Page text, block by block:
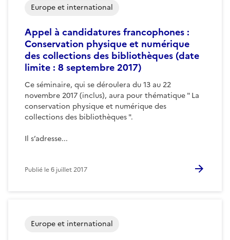
Appel à candidatures francophones :
Conservation physique et numérique
des collections des bibliothèques (date
limite : 8 septembre 2017)
Ce séminaire, qui se déroulera du 13 au 22
novembre 2017 (inclus), aura pour thématique " La
conservation physique et numérique des
collections des bibliothèques ".
Il s’adresse...
Europe et international
Publié le6 juillet 2017
Europe et international